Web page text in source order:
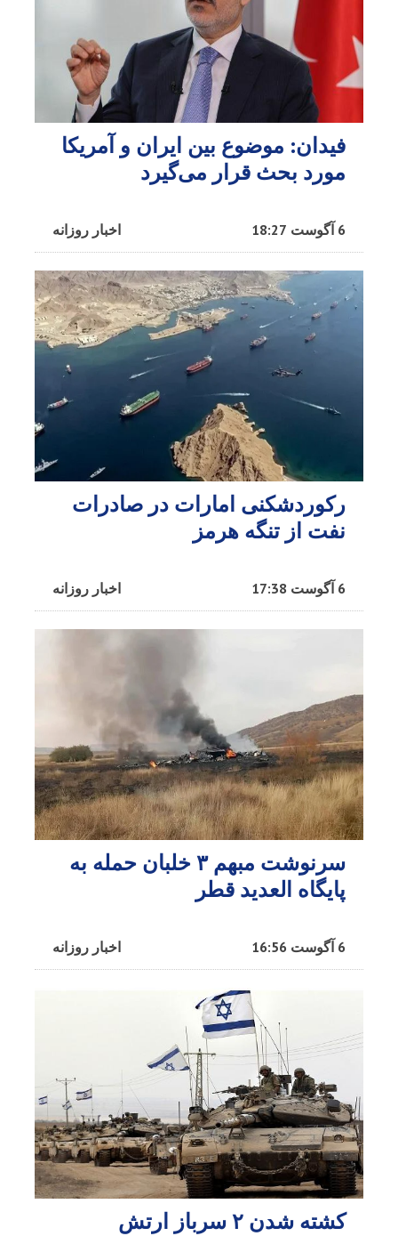
فیدان: موضوع بین ایران و آمریکا
مورد بحث قرار می‌گیرد
اخبار روزانه 6 آگوست 18:27
رکوردشکنی امارات در صادرات
نفت از تنگه هرمز
اخبار روزانه 6 آگوست 17:38
سرنوشت مبهم ۳ خلبان حمله به
پایگاه العدید قطر
اخبار روزانه 6 آگوست 16:56
کشته شدن ۲ سرباز ارتش